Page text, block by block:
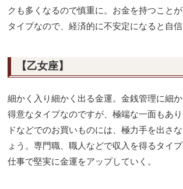
クも多くなるので慎重に。お金を持つこと
タイプなので、経済的に不安定になると自信
【乙女座】
細かく入り細かく出る金運。金銭管理に細
得意なタイプなのですが、極端な一面もあ
ドなどでのお買いものには、極力手を出さ
ょう。専門職、職人などで収入を得るタイ
仕事で堅実に金運をアップしていく。